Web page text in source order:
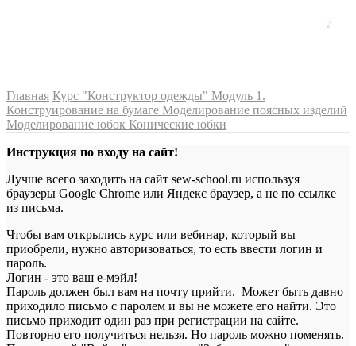
Главная Курс "Конструктор одежды" Модуль 1.
Конструирование на бумаге Моделирование поясных изделий
Моделирование юбок Конические юбки
Инструкция по входу на сайт!
Лучше всего заходить на сайт sew-school.ru используя
браузеры Google Chrome или Яндекс браузер, а не по ссылке
из письма.
Чтобы вам открылись курс или вебинар, который вы
приобрели, нужно авторизоваться, то есть ввести логин и
пароль.
Логин - это ваш е-мэйл!
Пароль должен был вам на почту прийти. Может быть давно
приходило письмо с паролем и вы не можете его найти. Это
письмо приходит один раз при регистрации на сайте.
Повторно его получиться нельзя. Но пароль можно поменять.